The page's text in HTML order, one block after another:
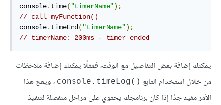
console. time( "timerName");
// call myFunction()
console. timeEnd ( "timerName");
// timerName: 200ms - timer ended
يمكنك إضافة بعض التفاصيل مع الوقت، فمثلًا يمكنك إضافة ملاحظات
من خلال استخدام التابع ()console.timeLog
، ويعج هذا
الأمر مفيد جدًا إذا كان برنامجك يحتوي على مراحل منفصلة لتنفيذ